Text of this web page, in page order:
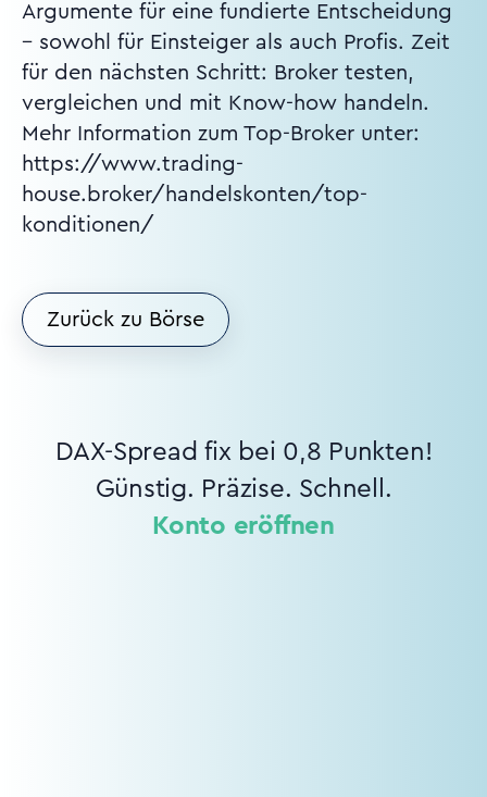
Argumente für eine fundierte Entscheidung
– sowohl für Einsteiger als auch Profis. Zeit
für den nächsten Schritt: Broker testen,
vergleichen und mit Know-how handeln.
Mehr Information zum Top-Broker unter:
https://www.trading-
house.broker/handelskonten/top-
konditionen/
Zurück zu Börse
DAX-Spread fix bei 0,8 Punkten!
Günstig. Präzise. Schnell.
Konto eröffnen